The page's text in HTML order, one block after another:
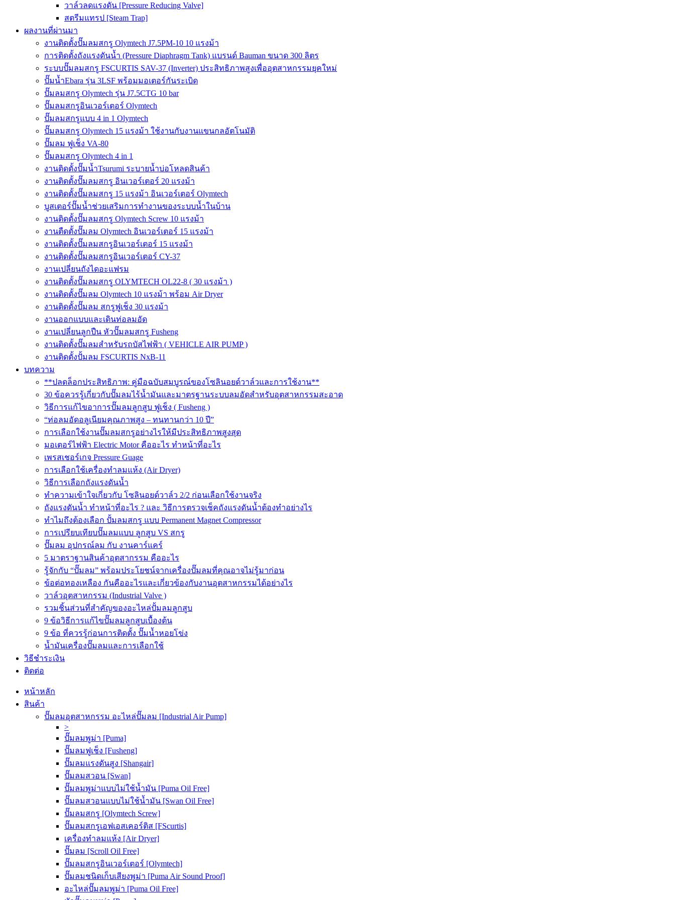
วาล์วลดแรงดัน [Pressure Reducing Valve]
สตรีมแทรป [Steam Trap]
ผลงานที่ผ่านมา
งานติดตั้งปั๊มลมสกรู Olymtech J7.5PM-10 10 แรงม้า
การติดตั้งถังแรงดันน้ำ (Pressure Diaphragm Tank) แบรนด์ Bauman ขนาด 300 ลิตร
ระบบปั๊มลมสกรู FSCURTIS SAV-37 (Inverter) ประสิทธิภาพสูงเพื่ออุตสาหกรรมยุคใหม่
ปั๊มน้ำEbara รุ่น 3LSF พร้อมมอเตอร์กันระเบิด
ปั๊มลมสกรู Olymtech รุ่น J7.5CTG 10 bar
ปั๊มลมสกรูอินเวอร์เตอร์ Olymtech
ปั๊มลมสกรูแบบ 4 in 1 Olymtech
ปั๊มลมสกรู Olymtech 15 แรงม้า ใช้งานกับงานแขนกลอัตโนมัติ
ปั๊มลม ฟูเช็ง VA-80
ปั๊มลมสกรู Olymtech 4 in 1
งานติดตั้งปั๊มน้ำTsurumi ระบายน้ำบ่อโหลดสินค้า
งานติดตั้งปั๊มลมสกรู อินเวอร์เตอร์ 20 แรงม้า
งานติดตั้งปั๊มลมสกรู 15 แรงม้า อินเวอร์เตอร์ Olymtech
บูสเตอร์ปั๊มน้ำช่วยเสริมการทำงานของระบบน้ำในบ้าน
งานติดตั้งปั๊มลมสกรู Olymtech Screw 10 แรงม้า
งานตืดตั้งปั๊มลม Olymtech อินเวอร์เตอร์ 15 แรงม้า
งานติดตั้งปั๊มลมสกรูอินเวอร์เตอร์ 15 แรงม้า
งานติดตั้งปั๊มลมสกรูอินเวอร์เตอร์ CY-37
งานเปลี่ยนถังไดอะแฟรม
งานติดตั้งปั๊มลมสกรู OLYMTECH OL22-8 ( 30 แรงม้า )
งานติดตั้งปั๊มลม Olymtech 10 แรงม้า พร้อม Air Dryer
งานติดตั้งปั๊มลม สกรูฟูเช็ง 30 แรงม้า
งานออกแบบและเดินท่อลมอัด
งานเปลี่ยนลูกปืน หัวปั๊มลมสกรู Fusheng
งานติดตั้งปั๊มลมสำหรับรถบัสไฟฟ้า ( VEHICLE AIR PUMP )
งานติดตั้งปั้มลม FSCURTIS NxB-11
บทความ
**ปลดล็อกประสิทธิภาพ: คู่มือฉบับสมบูรณ์ของโซลินอยด์วาล์วและการใช้งาน**
30 ข้อควรรู้เกี่ยวกับปั๊มลมไร้น้ำมันและมาตรฐานระบบลมอัดสำหรับอุตสาหกรรมสะอาด
วิธีการแก้ไขอาการปั๊มลมลูกสูบ ฟูเช็ง ( Fusheng )
“ท่อลมอัดอลูเนียมคุณภาพสูง – ทนทานกว่า 10 ปี”
การเลือกใช้งานปั๊มลมสกรูอย่างไรให้มีประสิทธิภาพสูงสุด
มอเตอร์ไฟฟ้า Electric Motor คืออะไร ทำหน้าที่อะไร
เพรสเชอร์เกจ Pressure Guage
การเลือกใช้เครื่องทำลมแห้ง (Air Dryer)
วิธีการเลือกถังแรงดันน้ำ
ทำความเข้าใจเกี่ยวกับ โซลินอยด์วาล์ว 2/2 ก่อนเลือกใช้งานจริง
ถังแรงดันน้ำ ทำหน้าที่อะไร ? และ วิธีการตรวจเช็คถังแรงดันน้ำต้องทำอย่างไร
ทำไมถึงต้องเลือก ปั้มลมสกรู แบบ Permanent Magnet Compressor
การเปรียบเทียบปั๊มลมแบบ ลูกสูบ VS สกรู
ปั๊มลม อุปกรณ์ลม กับ งานคาร์แคร์
5 มาตราฐานสินค้าอุตสากรรม คืออะไร
รู้จักกับ “ปั๊มลม” พร้อมประโยชน์จากเครื่องปั๊มลมที่คุณอาจไม่รู้มาก่อน
ข้อต่อทองเหลือง กันคืออะไรและเกี่ยวข้องกับงานอุตสาหกรรมได้อย่างไร
วาล์วอุตสาหกรรม (Industrial Valve )
รวมชิ้นส่วนที่สำคัญของอะไหล่ปั้มลมลูกสูบ
9 ข้อวิธีการแก้ไขปั๊มลมลูกสูบเบื้องต้น
9 ข้อ ที่ควรรู้ก่อนการติดตั้ง ปั๊มน้ำหอยโข่ง
น้ำมันเครื่องปั๊มลมและการเลือกใช้
วิธีชำระเงิน
ติดต่อ
หน้าหลัก
สินค้า
ปั๊มลมอุตสาหกรรม อะไหล่ปั๊มลม [Industrial Air Pump]
>
ปั๊มลมพูม่า [Puma]
ปั๊มลมฟูเช็ง [Fusheng]
ปั๊มลมแรงดันสูง [Shangair]
ปั๊มลมสวอน [Swan]
ปั๊มลมพูม่าแบบไม่ใช้น้ำมัน [Puma Oil Free]
ปั๊มลมสวอนแบบไม่ใช้น้ำมัน [Swan Oil Free]
ปั๊มลมสกรู [Olymtech Screw]
ปั๊มลมสกรูเอฟเอสเคอร์ติส [FScurtis]
เครื่องทำลมแห้ง [Air Dryer]
ปั๊มลม [Scroll Oil Free]
ปั๊มลมสกรูอินเวอร์เตอร์ [Olymtech]
ปั๊มลมชนิดเก็บเสียงพูม่า [Puma Air Sound Proof]
อะไหล่ปั๊มลมพูม่า [Puma Oil Free]